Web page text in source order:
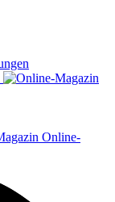
Online-